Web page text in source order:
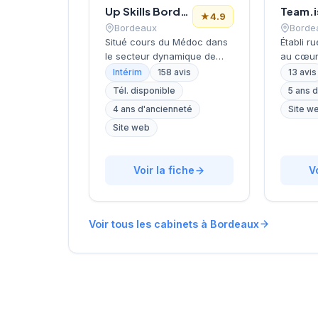
Up Skills Bordeaux
Bordeaux
★4.9
Situé cours du Médoc dans
le secteur dynamique de
Bordeaux, ce cabinet de
recrutement développe son
activité de conseil en
ressources humaines sur la
métropole bordelaise. La
avec une note de 4,9/5
témoignant de la qualité de
d'accompagnement.
l'expertise du réseau Actual
Intérim
158 avis
Tél. disponible
4 ans d'ancienneté
Site web
Voir la fiche
Établi
au
cabinet
conseil
leurs
13 avis
5 ans
Site
Voir tous les cabinets à Bordeaux